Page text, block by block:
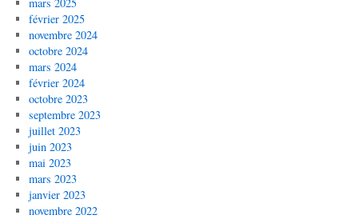
février 2025
novembre 2024
octobre 2024
mars 2024
février 2024
octobre 2023
septembre 2023
juillet 2023
juin 2023
mai 2023
mars 2023
janvier 2023
novembre 2022